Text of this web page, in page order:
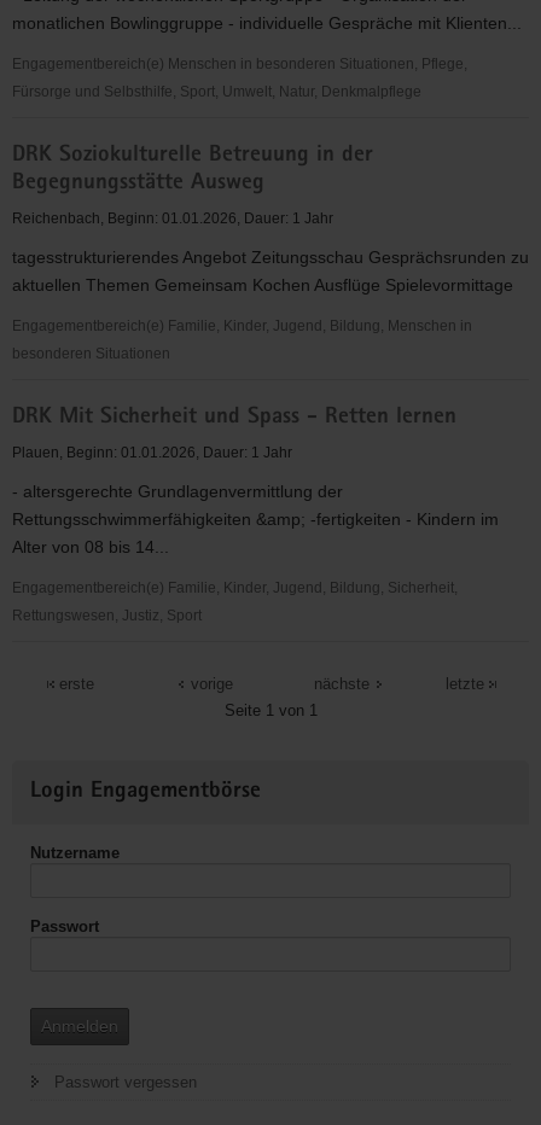
Wasserwacht
Reichenbach
monatlichen Bowlinggruppe - individuelle Gespräche mit Klienten...
Engagementbereich(e) Menschen in besonderen Situationen, Pflege,
Fürsorge und Selbsthilfe, Sport, Umwelt, Natur, Denkmalpflege
Psychosoziale
Kontakt-
und
"Das
Boot"
DRK Soziokulturelle Betreuung in der
Begegnungsstätte Ausweg
Reichenbach, Beginn: 01.01.2026, Dauer: 1 Jahr
tagesstrukturierendes Angebot Zeitungsschau Gesprächsrunden zu
aktuellen Themen Gemeinsam Kochen Ausflüge Spielevormittage
Engagementbereich(e) Familie, Kinder, Jugend, Bildung, Menschen in
besonderen Situationen
Soziokulturelle
Betreuung
der
Begegnungsstätte
Ausweg
DRK Mit Sicherheit und Spass - Retten lernen
Plauen, Beginn: 01.01.2026, Dauer: 1 Jahr
- altersgerechte Grundlagenvermittlung der
Rettungsschwimmerfähigkeiten &amp; -fertigkeiten - Kindern im
Alter von 08 bis 14...
Engagementbereich(e) Familie, Kinder, Jugend, Bildung, Sicherheit,
Rettungswesen, Justiz, Sport
lernen
erste
vorige
Seite 1 von 1
nächste letzte
Informationen
Login Engagementbörse
Nutzername
Passwort
Anmelden
Passwort vergessen